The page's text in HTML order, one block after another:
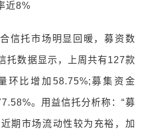
近8%
信托市场明显回暖，募资数
托数据显示，上周共有127款
环比增加58.75%;募集资金
。用益信托分析称：“募
期市场流动性较为充裕，加